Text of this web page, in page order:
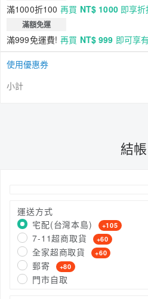
滿1000折100 再買 NT$ 1000即享折
滿額免運
滿999免運費! 再買 NT$ 999 即可享
使用優惠券
小計
結帳
運送方式
宅配(台灣本島)
+105
7-11超商取貨 +60
全家超商取貨 +60
郵寄 +80
門市自取